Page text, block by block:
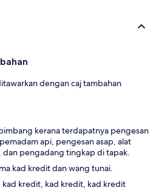
dengan caj tambahan
kerana terdapatnya pengesan
api, pengesan asap, alat
dan pengadang tingkap di tapak.
kad kredit dan wang tunai.
kredit, kad kredit, kad kredit